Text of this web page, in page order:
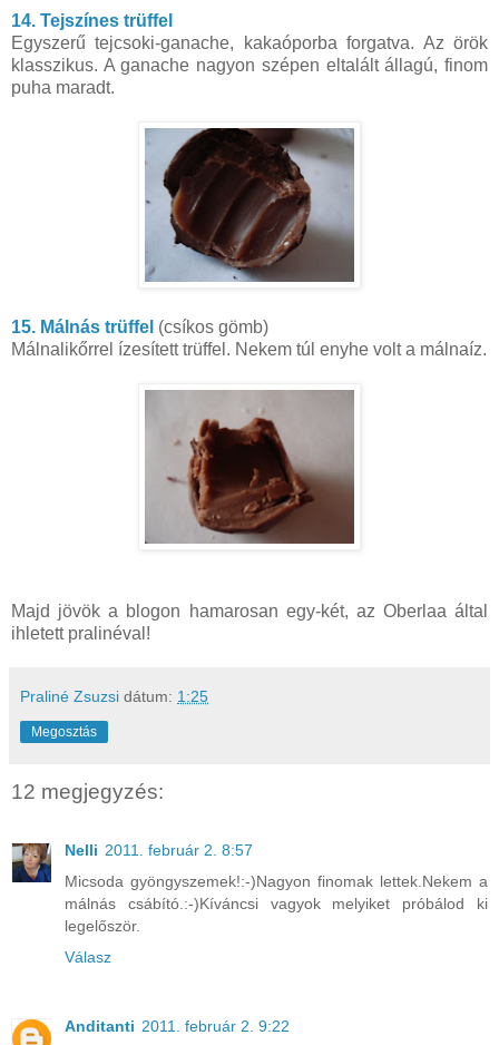
14. Tejszínes trüffel
Egyszerű tejcsoki-ganache, kakaóporba forgatva. Az örök
klasszikus. A ganache nagyon szépen eltalált állagú, finom
puha maradt.
15. Málnás trüffel (csíkos gömb)
Málnalikőrrel ízesített trüffel. Nekem túl enyhe volt a málnaíz.
Majd jövök a blogon hamarosan egy-két, az Oberlaa által
ihletett pralinéval!
Praliné Zsuzsi dátum: 1:25
Megosztás
12 megjegyzés:
Nelli 2011. február 2. 8:57
Micsoda gyöngyszemek!:-)Nagyon finomak lettek.Nekem a
málnás csábító.:-)Kíváncsi vagyok melyiket próbálod ki
legelőször.
Válasz
Anditanti 2011. február 2. 9:22